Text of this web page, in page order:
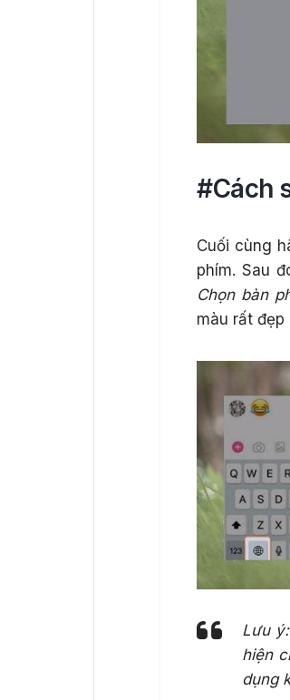
#Cách
Cuối cùng
phím. Sau
Chọn bàn
màu rất đẹp
Lưu
hiện
dụng